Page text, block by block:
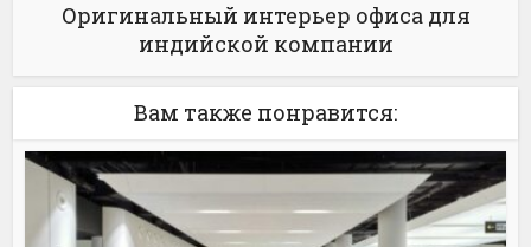
Оригинальный интерьер офиса для
индийской компании
Вам также понравится: